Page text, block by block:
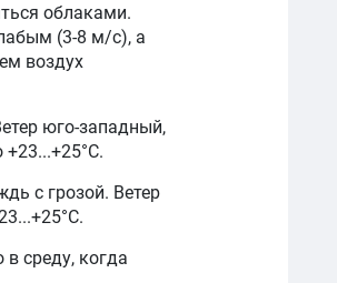
облаками.
(3-8 м/с), а
воздух
юго-западный,
с грозой. Ветер
среду, когда